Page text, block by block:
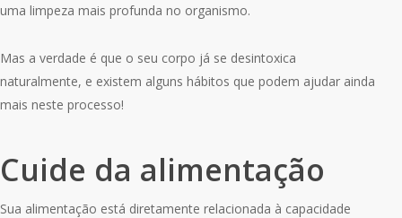
uma limpeza mais profunda no organismo.
Mas a verdade é que o seu corpo já se desintoxica
naturalmente, e existem alguns hábitos que podem ajudar ainda
mais neste processo!
Cuide da alimentação
Sua alimentação está diretamente relacionada à capacidade